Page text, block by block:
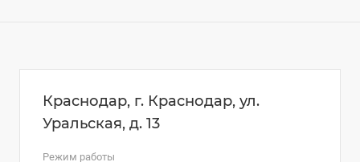
Краснодар, г. Краснодар, ул.
Уральская, д. 13
Режим работы